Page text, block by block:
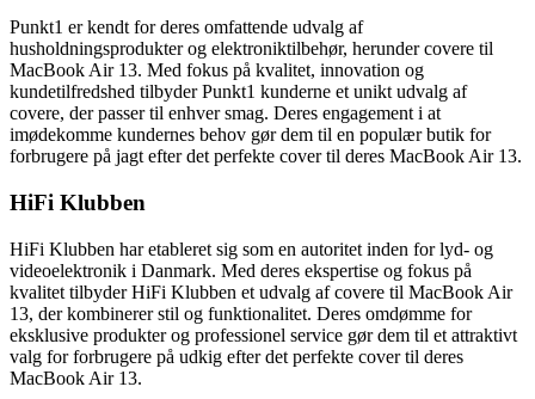
Punkt1 er kendt for deres omfattende udvalg af
husholdningsprodukter og elektroniktilbehør, herunder covere til
MacBook Air 13. Med fokus på kvalitet, innovation og
kundetilfredshed tilbyder Punkt1 kunderne et unikt udvalg af
covere, der passer til enhver smag. Deres engagement i at
imødekomme kundernes behov gør dem til en populær butik for
forbrugere på jagt efter det perfekte cover til deres MacBook Air 13.
HiFi Klubben
HiFi Klubben har etableret sig som en autoritet inden for lyd- og
videoelektronik i Danmark. Med deres ekspertise og fokus på
kvalitet tilbyder HiFi Klubben et udvalg af covere til MacBook Air
13, der kombinerer stil og funktionalitet. Deres omdømme for
eksklusive produkter og professionel service gør dem til et attraktivt
valg for forbrugere på udkig efter det perfekte cover til deres
MacBook Air 13.